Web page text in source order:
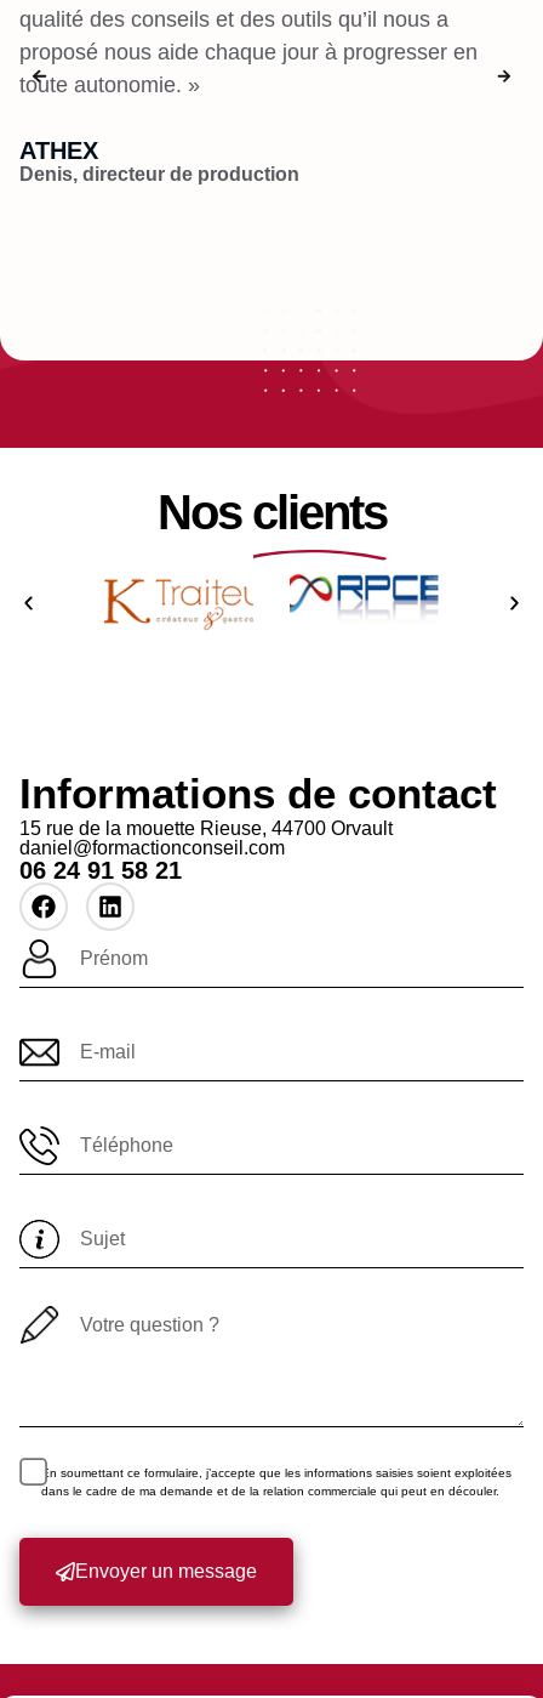
qualité des conseils et des outils qu’il nous a
proposé nous aide chaque jour à progresser en
toute autonomie. »
ATHEX
Denis, directeur de production
Nos clients
Informations de contact
15 rue de la mouette Rieuse, 44700 Orvault
daniel@formactionconseil.com
06 24 91 58 21
En soumettant ce formulaire, j’accepte que les informations saisies soient exploitées
dans le cadre de ma demande et de la relation commerciale qui peut en découler.
Envoyer un message